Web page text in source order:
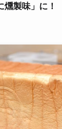
製味」に！